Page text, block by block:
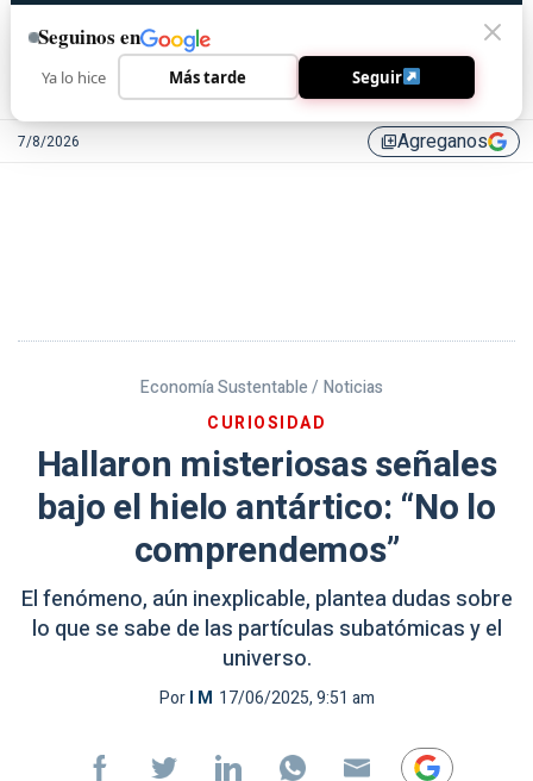
7/8/2026 library_addAgreganos
Economía Sustentable / Noticias
CURIOSIDAD
Hallaron misteriosas señales
bajo el hielo antártico: “No lo
comprendemos”
El fenómeno, aún inexplicable, plantea dudas sobre
lo que se sabe de las partículas subatómicas y el
universo.
PorI M 17/06/2025, 9:51 am
Seguinos en
Ya lo hice Más tarde Seguir